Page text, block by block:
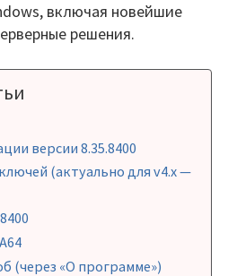
включая новейшие
решения.
версии 8.35.8400
(актуально для v4.x —
(через «О программе»)